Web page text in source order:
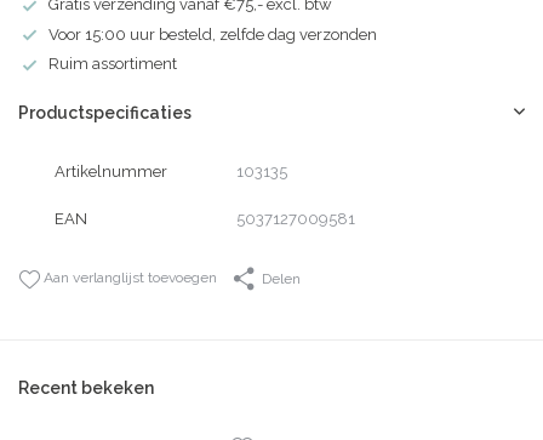
Gratis verzending vanaf €75,- excl. btw
Voor 15:00 uur besteld, zelfde dag verzonden
Ruim assortiment
Productspecificaties
Artikelnummer 103135
EAN 5037127009581
Aan verlanglijst toevoegen Delen
Recent bekeken